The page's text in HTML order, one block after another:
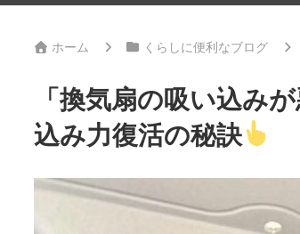
ホーム くらしに便利なブログ
「換気扇の吸い込み
込み力復活の秘訣